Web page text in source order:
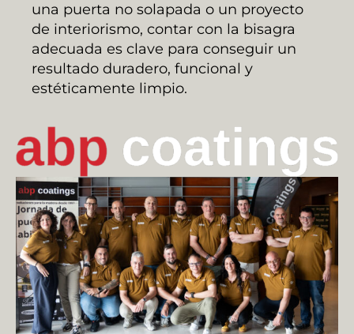
una puerta no solapada o un proyecto
de interiorismo, contar con la bisagra
adecuada es clave para conseguir un
resultado duradero, funcional y
estéticamente limpio.